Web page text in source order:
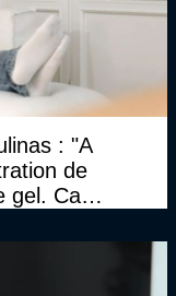
: "A
de
gel. Ca